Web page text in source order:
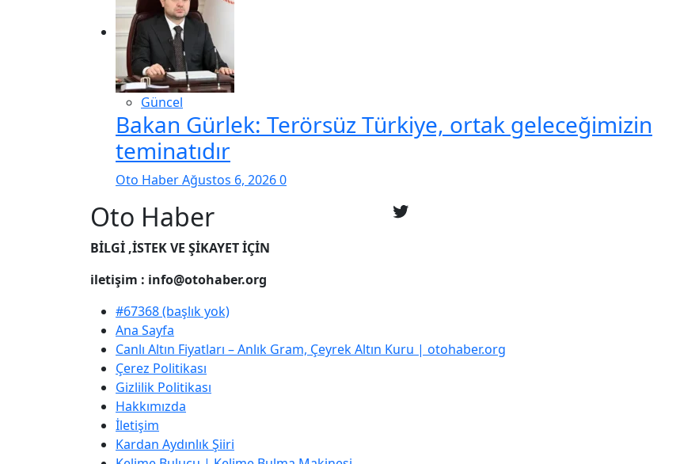
Güncel
Bakan Gürlek: Terörsüz Türkiye, ortak geleceğimizin
teminatıdır
Oto HaberAğustos 6, 20260
Oto Haber
BİLGİ ,İSTEK VE ŞİKAYET İÇİN
iletişim : info@otohaber.org
#67368 (başlık yok)
Ana Sayfa
Canlı Altın Fiyatları – Anlık Gram, Çeyrek Altın Kuru | otohaber.org
Çerez Politikası
Gizlilik Politikası
Hakkımızda
İletişim
Kardan Aydınlık Şiiri